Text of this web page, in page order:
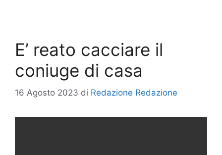
E’ reato cacciare il
coniuge di casa
16 Agosto 2023 di Redazione Redazione